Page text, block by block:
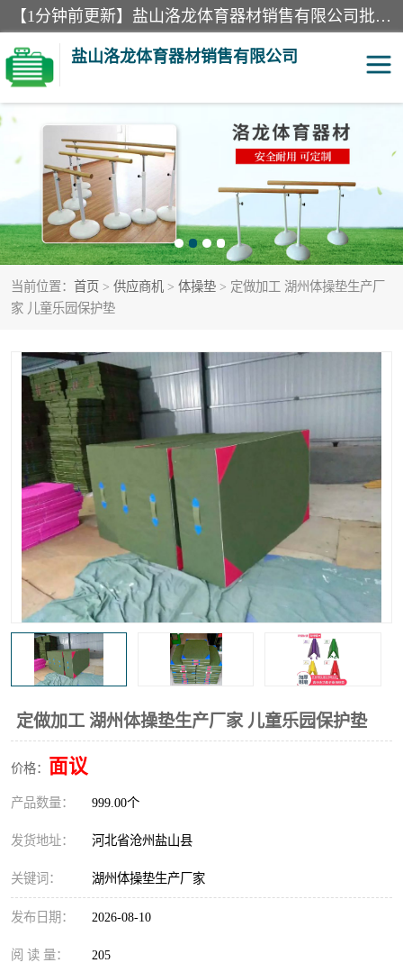
【1分钟前更新】盐山洛龙体育器材销售有限公司批量供应：300米障碍器材、400米障碍器材、部队训练器材、双杠、体操垫、舞蹈把杆等产品。盐山洛龙体育器材销售有限公司经过多年的发展，集研发，生产，销售，售后服务为一体. 奉行“质量，信誉，服务”的宗旨，以开拓创新的精神和真诚守信的态度积极进取。
盐山洛龙体育器材销售有限公司
当前位置： 首页 > 供应商机 > 体操垫 > 定做加工 湖州体操垫生产厂
家 儿童乐园保护垫
定做加工 湖州体操垫生产厂家 儿童乐园保护垫
价格： 面议
产品数量： 999.00个
发货地址： 河北省沧州盐山县
关键词： 湖州体操垫生产厂家
发布日期： 2026-08-10
阅 读 量： 205
单双杠 舞蹈把杆
400米障碍器材 体操垫
300米障碍器材 攀爬架
塑胶跑道 400米障碍器材1